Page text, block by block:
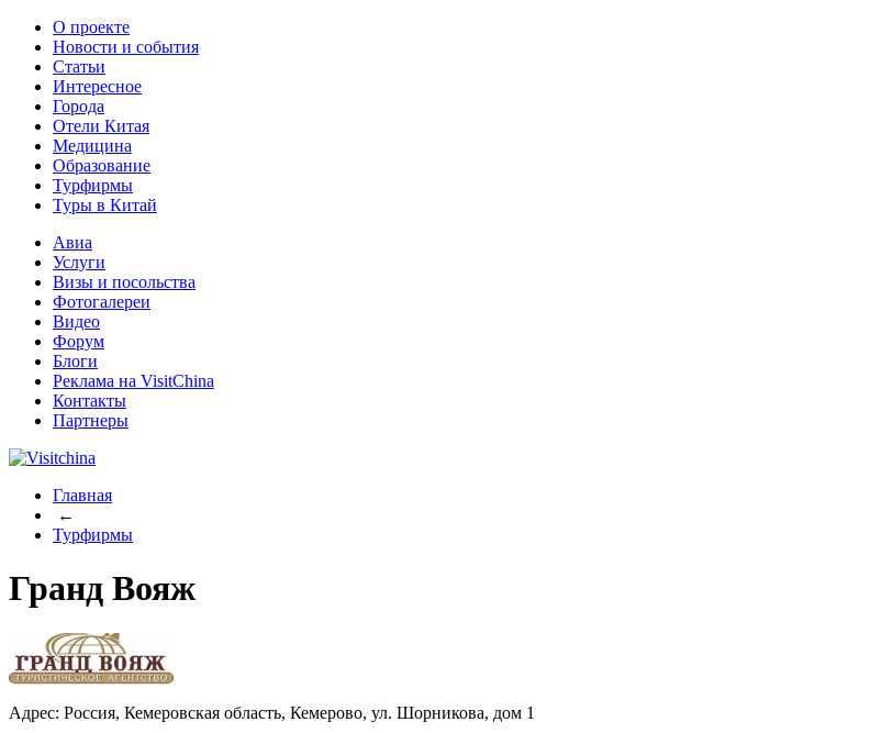
О проекте
Новости и события
Статьи
Интересное
Города
Отели Китая
Медицина
Образование
Турфирмы
Туры в Китай
Авиа
Услуги
Визы и посольства
Фотогалереи
Видео
Форум
Блоги
Реклама на VisitChina
Контакты
Партнеры
Главная
←
Турфирмы
Гранд Вояж
Адрес: Россия, Кемеровская область, Кемерово, ул. Шорникова, дом 1